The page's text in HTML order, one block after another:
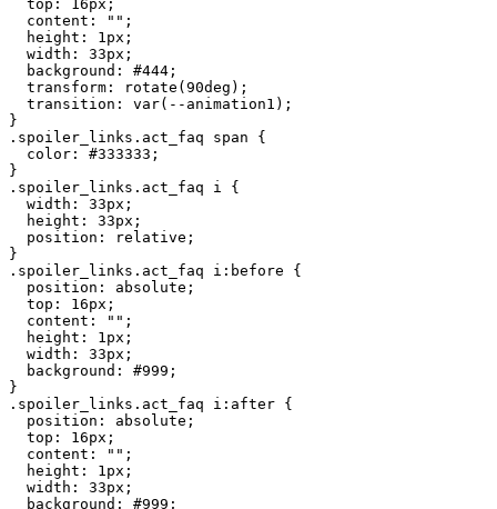
  top: 16px;
  content: "";
  height: 1px;
  width: 33px;
  background: #444;
  transform: rotate(90deg);
  transition: var(--animation1);
}
.spoiler_links.act_faq span {
  color: #333333;
}
.spoiler_links.act_faq i {
  width: 33px;
  height: 33px;
  position: relative;
}
.spoiler_links.act_faq i:before {
  position: absolute;
  top: 16px;
  content: "";
  height: 1px;
  width: 33px;
  background: #999;
}
.spoiler_links.act_faq i:after {
  position: absolute;
  top: 16px;
  content: "";
  height: 1px;
  width: 33px;
  background: #999;